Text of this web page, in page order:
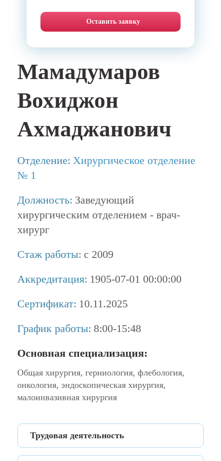
Мамадумаров
Вохиджон
Ахмаджанович
Отделение: Хирургическое отделение
№ 1
Должность: Заведующий
хирургическим отделением - врач-
хирург
Стаж работы: с 2009
Аккредитация: 1905-07-01 00:00:00
Сертификат: 10.11.2025
График работы: 8:00-15:48
Основная специализация:
Общая хирургия, герниология, флебология,
онкология, эндоскопическая хирургия,
малоинвазивная хирургия
Трудовая деятельность
Оставить заявку